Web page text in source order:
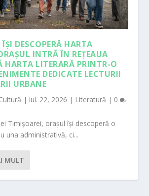
DESCOPERĂ HARTA
INTRĂ ÎN REȚEAUA
HARTA LITERARĂ PRINTR-O
DEDICATE LECTURII
URBANE
| iul. 22, 2026 | Literatură | 0
Timișoarei, orașul își descoperă o
una administrativă, ci...
MULT